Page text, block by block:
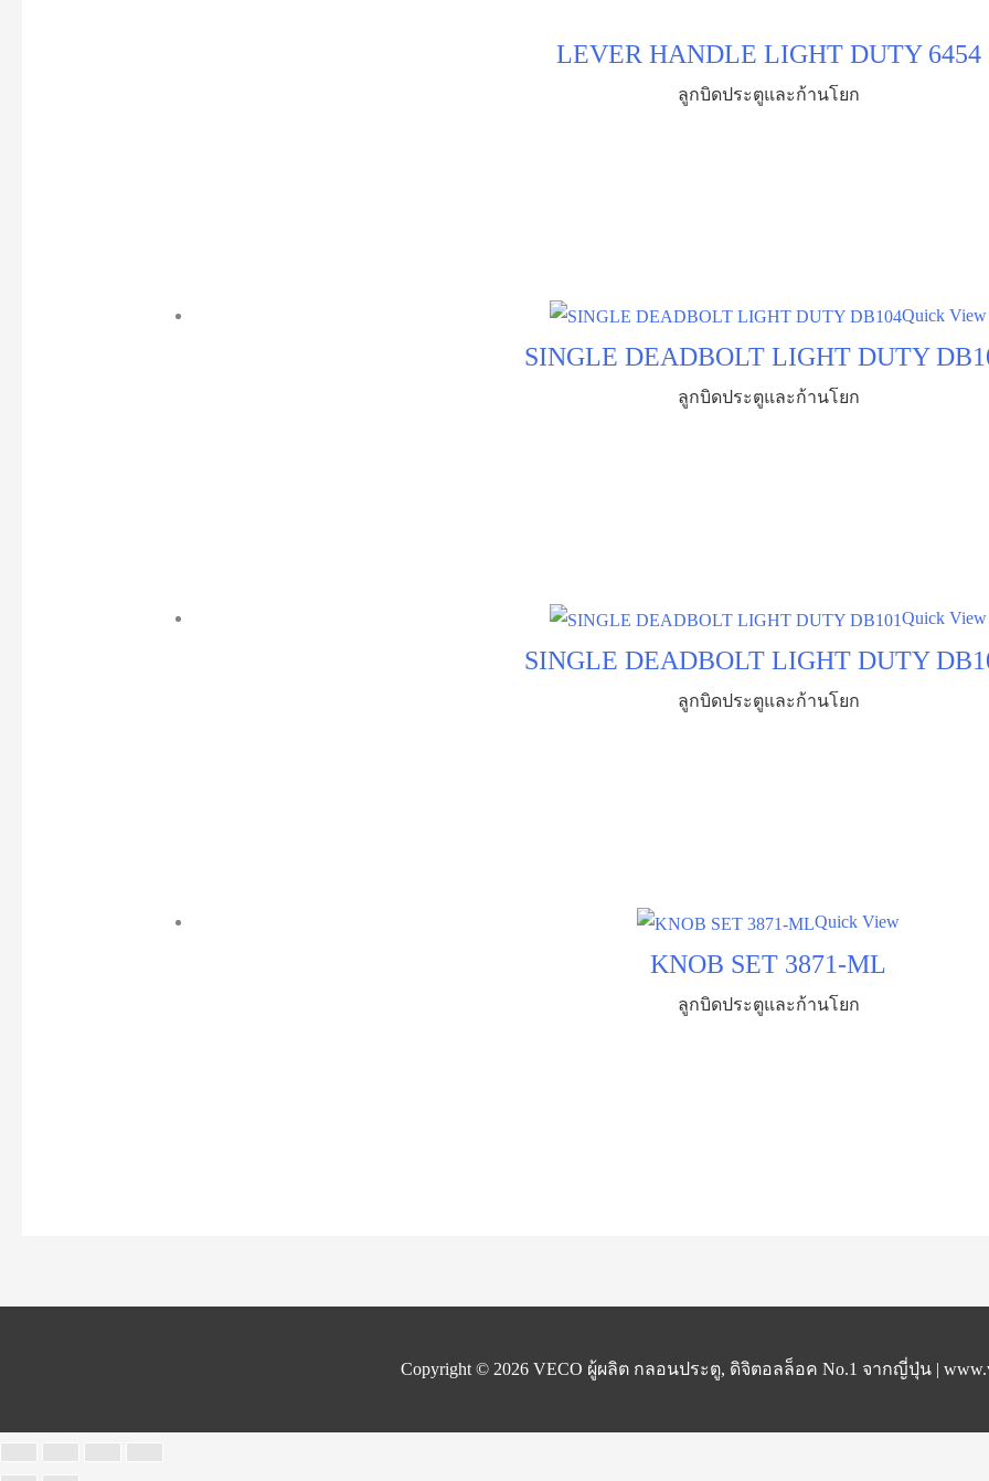
LEVER HANDLE LIGHT DUTY 6454
ลูกบิดประตูและก้านโยก
Quick View
SINGLE DEADBOLT LIGHT DUTY
ลูกบิดประตูและก้านโยก
Quick View
SINGLE DEADBOLT LIGHT DUTY
ลูกบิดประตูและก้านโยก
Quick View
KNOB SET 3871-ML
ลูกบิดประตูและก้านโยก
Copyright © 2026 VECO ผู้ผลิต กลอนประตู, ดิจิตอลล็อค No.1 จากญี่ปุ่น|